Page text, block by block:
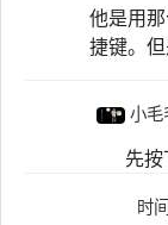
他是用
捷键。
小毛
先
时